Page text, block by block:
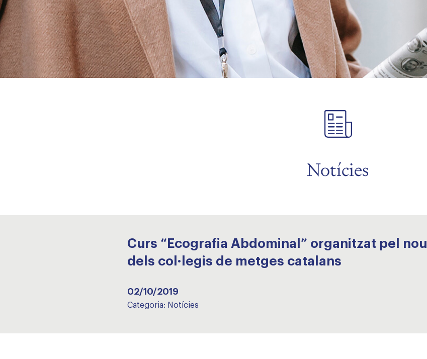
Notícies
Curs “Ecografia Abdominal” organitzat pel
dels col·legis de metges catalans
02/10/2019
Categoria: Notícies